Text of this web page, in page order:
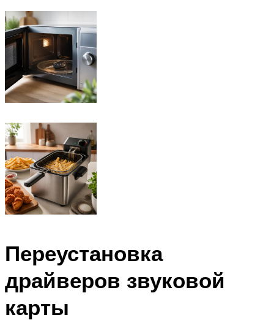
Переустановка
драйверов звуковой
карты